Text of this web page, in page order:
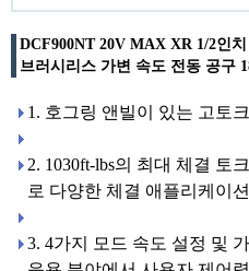
DCF900NT 20V MAX XR 1/2인
브러시리스 가변 속도 전동 공구
1. 호그링 앤빌이 있는 고토
2. 1030ft-lbs의 최대 체결 토
로 다양한 체결 애플리케이
3. 4가지 모드 속도 설정 및